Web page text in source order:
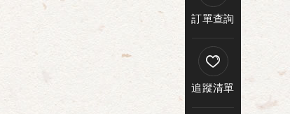
訂單查詢
追蹤清單